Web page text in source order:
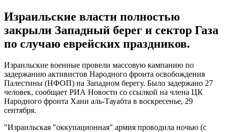
Израильские власти полностью
закрыли Западный берег и сектор Газа
по случаю еврейских праздников.
Израильские военные провели массовую кампанию по
задержанию активистов Народного фронта освобождения
Палестины (НФОП) на Западном берегу. Было задержано 27
человек, сообщает РИА Новости со ссылкой на члена ЦК
Народного фронта Хани аль-Тауабта в воскресенье, 29
сентября.
"Израильская "оккупационная" армия проводила ночью (с